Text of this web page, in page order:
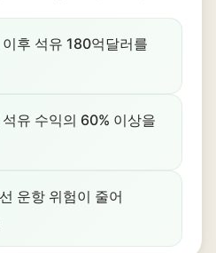
후 석유 180억달러를
유 수익의 60% 이상을
운항 위험이 줄어